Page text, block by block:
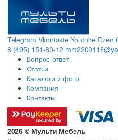
Telegram Vkontakte Youtube Dzen
8 (495) 151-80-12
Вопрос-ответ
Статьи
Каталоги и фото
Компания
Контакты
2026 © Мульти Мебель